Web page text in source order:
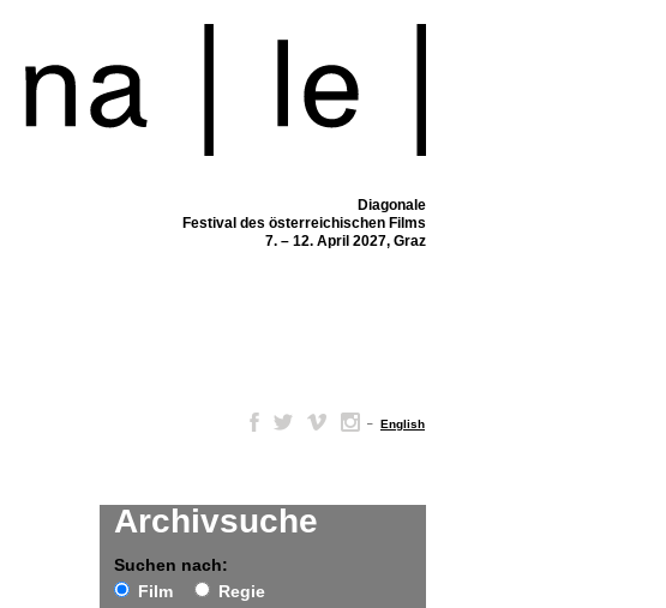
Diagonale
Festival des österreichischen Films
7. – 12. April 2027, Graz
– English
Archivsuche
Suchen nach:
Film
Regie